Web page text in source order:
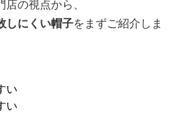
の視点から、
しにくい帽子をまずご紹介しま
い
い